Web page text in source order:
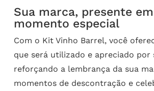
Sua marca, presente
momento especial
Com o Kit Vinho Barrel, você
que será utilizado e apreciado por
reforçando a lembrança da sua
momentos de descontração e